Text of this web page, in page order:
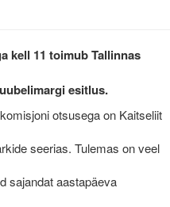
kell 11 toimub Tallinnas
esitlus.
otsusega on Kaitseliit
seerias. Tulemas on veel
sajandat aastapäeva